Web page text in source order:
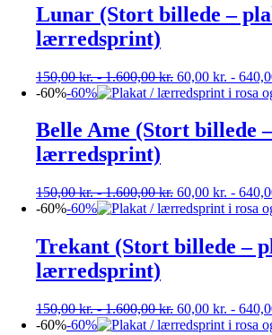
Lunar (Stort billede –
lærredsprint)
150,00kr.-1.600,00kr. 60,00 kr. -
-60%-60%
Belle Ame (Stort billede
lærredsprint)
150,00kr.-1.600,00kr. 60,00 kr. -
-60%-60%
Trekant (Stort billede –
lærredsprint)
150,00kr.-1.600,00kr. 60,00 kr. -
-60%-60%